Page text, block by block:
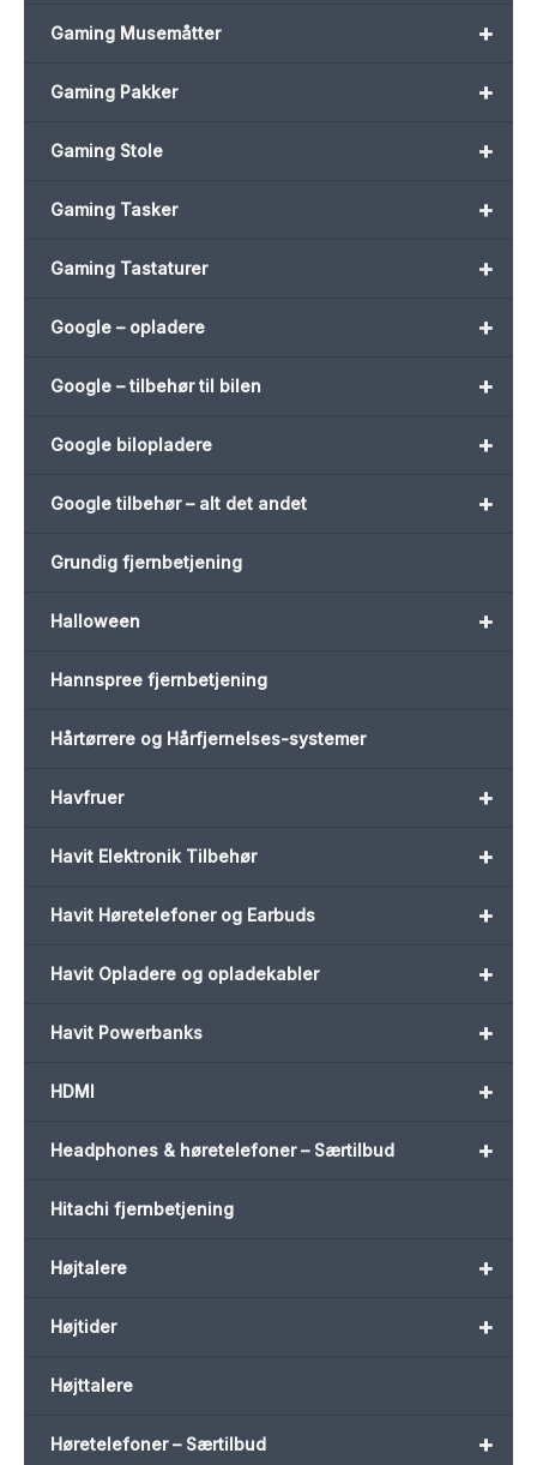
+
Gaming Musemåtter
+
Gaming Pakker
+
Gaming Stole
+
Gaming Tasker
+
Gaming Tastaturer
+
Google – opladere
+
Google – tilbehør til bilen
+
Google bilopladere
+
Google tilbehør – alt det andet
Grundig fjernbetjening
+
Halloween
Hannspree fjernbetjening
Hårtørrere og Hårfjernelses-systemer
+
Havfruer
+
Havit Elektronik Tilbehør
+
Havit Høretelefoner og Earbuds
+
Havit Opladere og opladekabler
+
Havit Powerbanks
+
HDMI
+
Headphones & høretelefoner – Særtilbud
Hitachi fjernbetjening
+
Højtalere
+
Højtider
Højttalere
+
Høretelefoner – Særtilbud